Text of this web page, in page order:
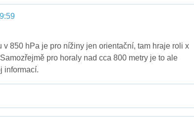
v 850 hPa je pro nížiny jen orientační, tam hraje roli x
pro horaly nad cca 800 metry je to ale
informací.